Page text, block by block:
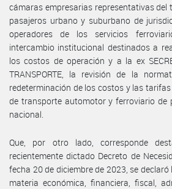
cámaras empresarias representativas
pasajeros urbano y suburbano de
operadores de los servicios
intercambio institucional destinados a
los costos de operación y a la ex
TRANSPORTE, la revisión de la
redeterminación de los costos y las
de transporte automotor y ferroviario de
nacional.
Que, por otro lado, corresponde
recientemente dictado Decreto de
fecha 20 de diciembre de 2023, se
materia económica, financiera, fiscal,